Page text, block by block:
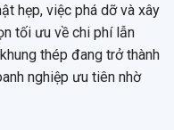
hẹp, việc phá dỡ và xây
tối ưu về chi phí lẫn
thép đang trở thành
nghiệp ưu tiên nhờ